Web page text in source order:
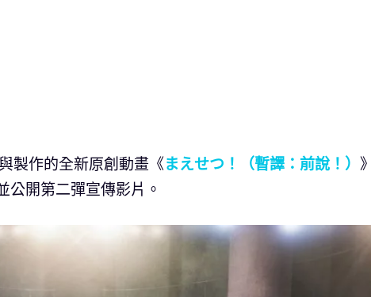
製作的全新原創動畫《まえせつ！（暫譯：前說！）
公開第二彈宣傳影片。